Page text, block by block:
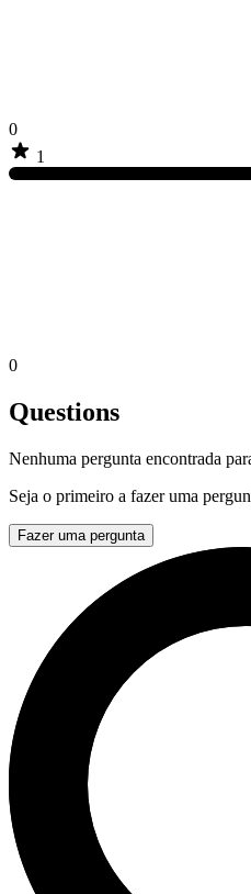
0
1
0
Questions
Nenhuma pergunta encontrada
Seja o primeiro a fazer uma
Fazer uma pergunta